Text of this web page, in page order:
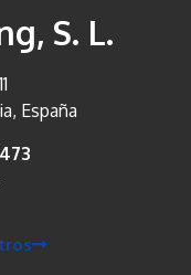
S. L.
España